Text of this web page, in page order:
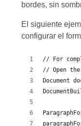
bordes, sin
El siguiente
configurar el
// For
// Open the
Document